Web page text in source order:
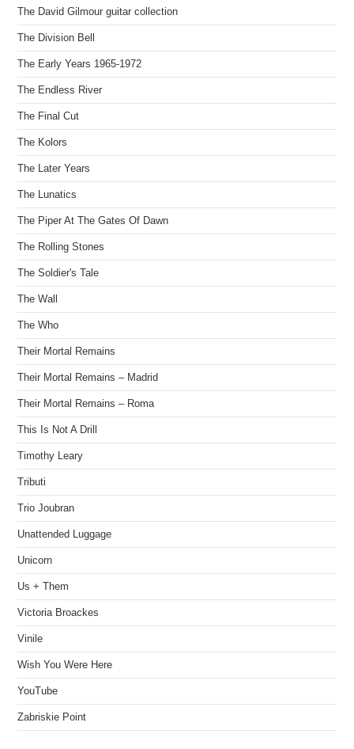
The David Gilmour guitar collection
The Division Bell
The Early Years 1965-1972
The Endless River
The Final Cut
The Kolors
The Later Years
The Lunatics
The Piper At The Gates Of Dawn
The Rolling Stones
The Soldier's Tale
The Wall
The Who
Their Mortal Remains
Their Mortal Remains – Madrid
Their Mortal Remains – Roma
This Is Not A Drill
Timothy Leary
Tributi
Trio Joubran
Unattended Luggage
Unicorn
Us + Them
Victoria Broackes
Vinile
Wish You Were Here
YouTube
Zabriskie Point